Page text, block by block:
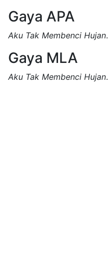
Gaya APA
Aku Tak Membenci Hujan.
Gaya MLA
Aku Tak Membenci Hujan.